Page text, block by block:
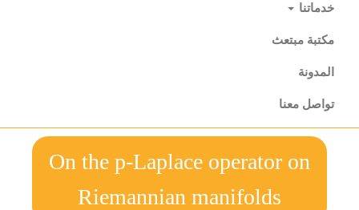
خدماتنا
مكتبة مبتعث
المدونة
تواصل معنا
On the p-Laplace operator on
Riemannian manifolds